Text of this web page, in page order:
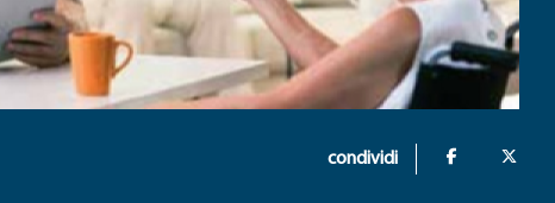
condividi